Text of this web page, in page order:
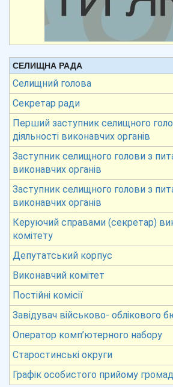
СЕЛИЩНА РАДА
Селищний голова
Секретар ради
Перший заступник селищного
діяльності виконавчих органів
Заступник селищного голови з
виконавчих органів
Заступник селищного голови з
виконавчих органів
Керуючий справами (секретар)
комітету
Депутатський корпус
Виконавчий комітет
Постійні комісії
Завідувач військово- облікового
Оператор комп’ютерного набору
Старостинські округи
Графік особистого прийому